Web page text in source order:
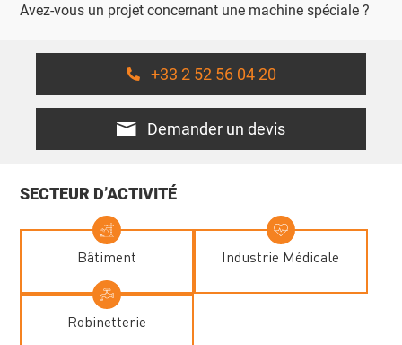
Avez-vous un projet concernant une machine spéciale ?
+33 2 52 56 04 20
Demander un devis
SECTEUR D’ACTIVITÉ
Bâtiment Industrie Médicale
Robinetterie